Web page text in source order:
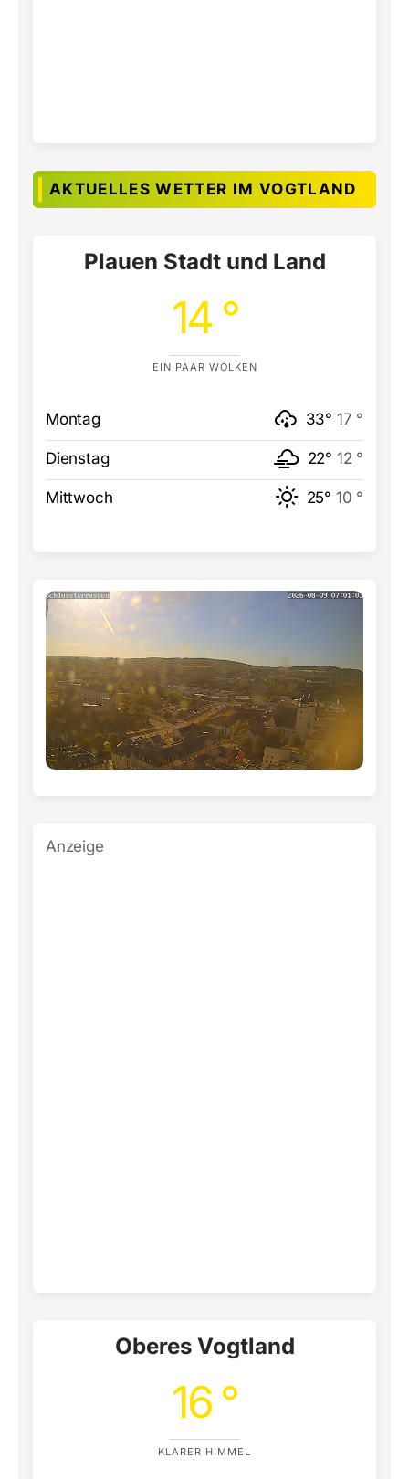
AKTUELLES WETTER IM VOGTLAND
Plauen Stadt und Land
14 °
EIN PAAR WOLKEN
Montag 33° 17 °
Dienstag 22° 12 °
Mittwoch 25° 10 °
Anzeige
Oberes Vogtland
16 °
KLARER HIMMEL